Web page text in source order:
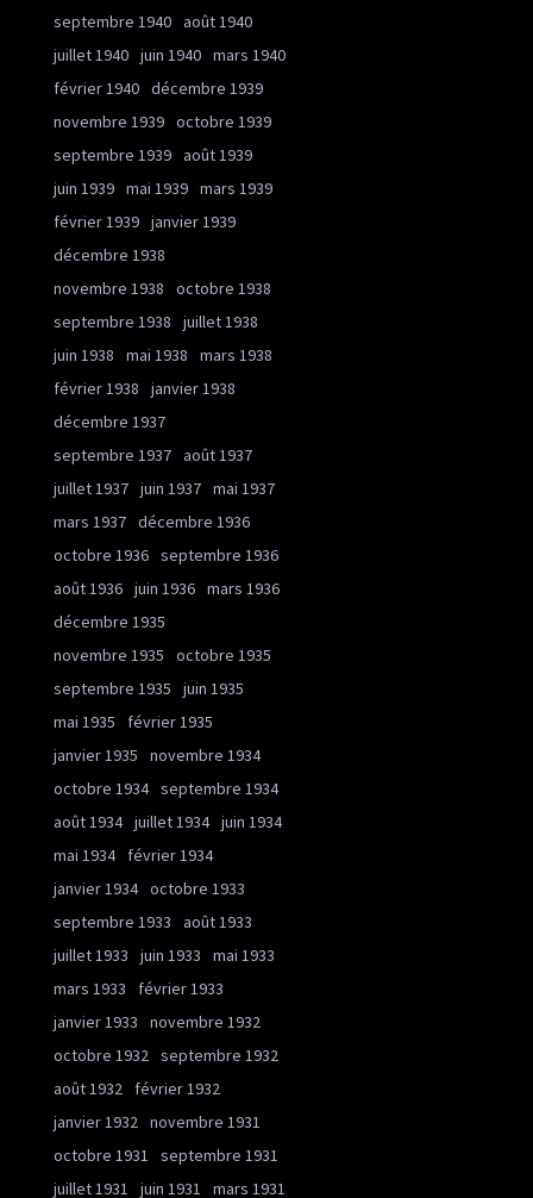
septembre 1940 août 1940
juillet 1940 juin 1940 mars 1940
février 1940 décembre 1939
novembre 1939 octobre 1939
septembre 1939 août 1939
juin 1939 mai 1939 mars 1939
février 1939 janvier 1939
décembre 1938
novembre 1938
octobre 1938
septembre 1938
juillet 1938
juin 1938
mai 1938
mars 1938
février 1938
janvier 1938
décembre 1937
septembre 1937 août 1937
juillet 1937 juin 1937 mai 1937
mars 1937 décembre 1936
octobre 1936 septembre 1936
août 1936 juin 1936 mars 1936
décembre 1935
novembre 1935
octobre 1935
septembre 1935
juin 1935
mai 1935
février 1935
janvier 1935
novembre 1934
octobre 1934 septembre 1934
août 1934 juillet 1934 juin 1934
mai 1934
février 1934
janvier 1934 octobre 1933
septembre 1933
août 1933
juillet 1933
juin 1933
mai 1933
mars 1933
février 1933
janvier 1933
novembre 1932
octobre 1932 septembre 1932
août 1932
février 1932
janvier 1932 novembre 1931
octobre 1931
septembre 1931
juillet 1931
juin 1931 mars 1931